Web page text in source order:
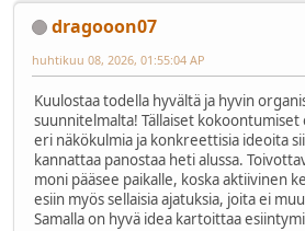
dragooon07
huhtikuu 08, 2026, 01:55:04 AP
Kuulostaa todella hyvältä ja hyvin
suunnitelmalta! Tällaiset kokoontumiset
eri näkökulmia ja konkreettisia ideoita
kannattaa panostaa heti alussa.
moni pääsee paikalle, koska aktiivinen
esiin myös sellaisia ajatuksia, joita ei
Samalla on hyvä idea kartoittaa